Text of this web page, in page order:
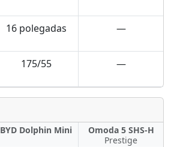
16 polegadas —
175/55 —
BYD Dolphin Mini
Omoda 5 SHS-H
Prestige